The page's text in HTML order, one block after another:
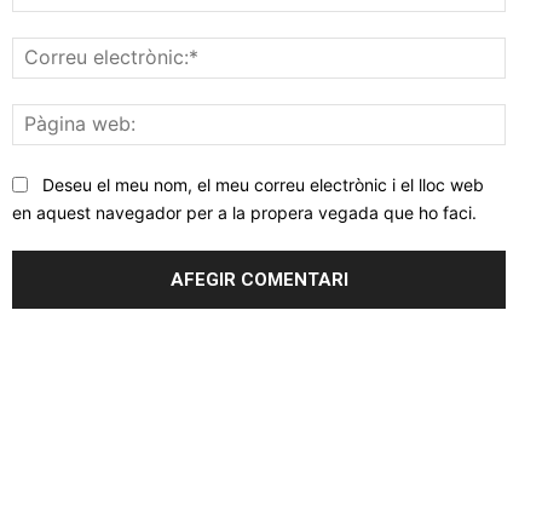
web:
Deseu el meu nom, el meu correu electrònic i el lloc web
en aquest navegador per a la propera vegada que ho faci.